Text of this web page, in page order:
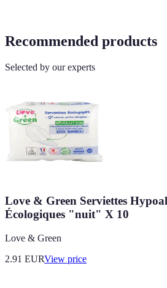
Recommended products
Selected by our experts
Love & Green Serviettes
Écologiques "nuit" X 10
Love & Green
2.91 EURView price